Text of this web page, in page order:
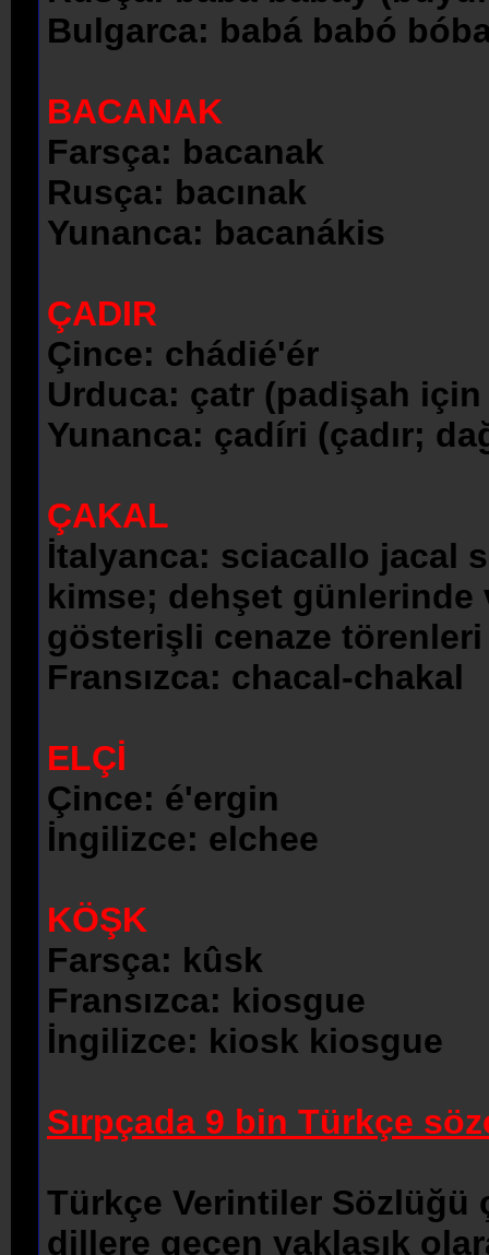
Bulgarca: babá babó
BACANAK
Farsça: bacanak
Rusça: bacınak
Yunanca: bacanákis
ÇADIR
Çince: chádié'ér
Urduca: çatr (padişah
Yunanca: çadíri (çadır;
ÇAKAL
İtalyanca: sciacallo jacal
kimse; dehşet
gösterişli cenaze
Fransızca: chacal-chakal
ELÇİ
Çince: é'ergin
İngilizce: elchee
KÖŞK
Farsça: kûsk
Fransızca: kiosgue
İngilizce: kiosk kiosgue
Sırpçada 9 bin Türkçe
Türkçe Verintiler Sözlüğü
dillere geçen yaklaşık